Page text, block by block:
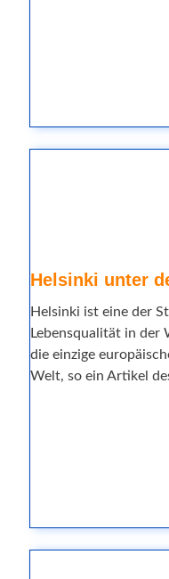
Helsinki unter
Helsinki ist eine der
Lebensqualität in der
die einzige
Welt, so ein Artikel